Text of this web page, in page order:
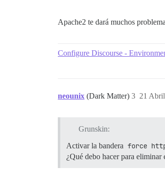
Apache2 te dará muchos
Configure Discourse -
neounix (Dark Matter) 21
3
Grunskin:
Activar la bandera force
¿Qué debo hacer para